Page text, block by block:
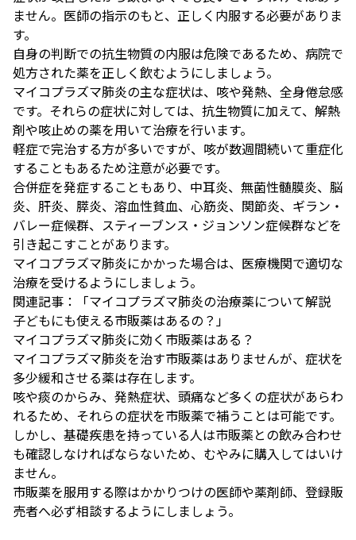
ません。医師の指示のもと、正しく内服する必要がありま
す。
自身の判断での抗生物質の内服は危険であるため、病院で
処方された薬を正しく飲むようにしましょう。
マイコプラズマ肺炎の主な症状は、咳や発熱、全身倦怠感
です。それらの症状に対しては、抗生物質に加えて、解熱
剤や咳止めの薬を用いて治療を行います。
軽症で完治する方が多いですが、咳が数週間続いて重症化
することもあるため注意が必要です。
合併症を発症することもあり、中耳炎、無菌性髄膜炎、脳
炎、肝炎、膵炎、溶血性貧血、心筋炎、関節炎、ギラン・
バレー症候群、スティーブンス・ジョンソン症候群などを
引き起こすことがあります。
マイコプラズマ肺炎にかかった場合は、医療機関で適切な
治療を受けるようにしましょう。
関連記事：
「マイコプラズマ肺炎の治療薬について解説
子どもにも使える市販薬はあるの？」
マイコプラズマ肺炎に効く市販薬はある？
マイコプラズマ肺炎を治す市販薬はありませんが、症状を
多少緩和させる薬は存在します。
咳や痰のからみ、発熱症状、頭痛など多くの症状があらわ
れるため、それらの症状を市販薬で補うことは可能です。
しかし、基礎疾患を持っている人は市販薬との飲み合わせ
も確認しなければならないため、むやみに購入してはいけ
ません。
市販薬を服用する際はかかりつけの医師や薬剤師、登録販
売者へ必ず相談するようにしましょう。